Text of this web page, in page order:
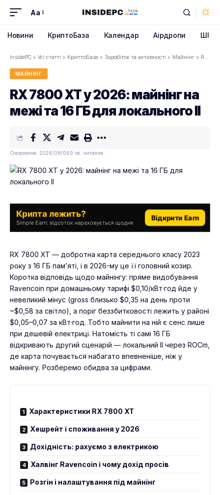
Font
Aa
Новини КриптоБаза Календар Аірдропи ШІ
InsidePC > Усі статті > КриптоБаза > Заробіток та активності > Майнінг > RX 7800 XT у 2026: майнінг на межі та 16 ГБ для локального ІІ
МАЙНІНГ
RX 7800 XT у 2026: майнінг на
межі та 16 ГБ для локального ІІ
Оновлення: 2026/08/069 хв. читання
Крипта лежить?
Simple Earn: відсоток нараховується щодня
Відкрити Earn
RX 7800 XT — добротна карта середнього класу 2023
року з 16 ГБ пам’яті, і в 2026-му це її головний козир.
Коротка відповідь щодо майнінгу: пряме видобування
Ravencoin при домашньому тарифі $0,10/кВт·год йде у
невеликий мінус (gross близько $0,35 на день проти
~$0,58 за світло), а поріг беззбитковості лежить у районі
$0,05–0,07 за кВт·год. Тобто майнити на ній є сенс лише
при дешевій електриці. Натомість ті самі 16 ГБ
відкривають другий сценарій — локальний ІІ через ROCm,
де карта почувається набагато впевненіше, ніж у
майнінгу. Розберемо обидва за цифрами.
Характеристики RX 7800 XT
Хешрейт і споживання у 2026
Дохідність: рахуємо з електрикою
Халвінг Ravencoin і чому дохід просів
Розгін і налаштування під майнінг